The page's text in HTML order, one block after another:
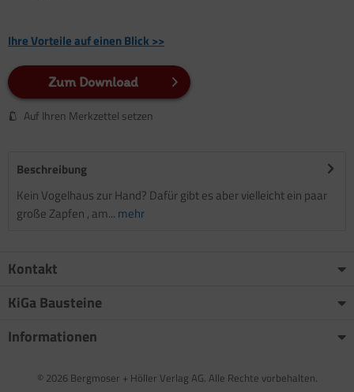
Ihre Vorteile auf einen Blick >>
Zum Download
Auf Ihren Merkzettel setzen
Beschreibung
Kein Vogelhaus zur Hand? Dafür gibt es aber vielleicht ein paar
große Zapfen , am... mehr
Kontakt
KiGa Bausteine
Informationen
© 2026 Bergmoser + Höller Verlag AG. Alle Rechte vorbehalten.